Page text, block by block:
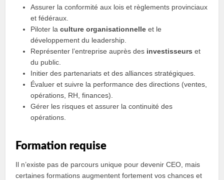
Assurer la conformité aux lois et règlements provinciaux
et fédéraux.
Piloter laculture organisationnelle et le
développement du leadership.
Représenter l’entreprise auprès des investisseurs et
du public.
Initier des partenariats et des alliances stratégiques.
Évaluer et suivre la performance des directions (ventes,
opérations, RH, finances).
Gérer les risques et assurer la continuité des
opérations.
Formation requise
Il n’existe pas de parcours unique pour devenir CEO, mais
certaines formations augmentent fortement vos chances et